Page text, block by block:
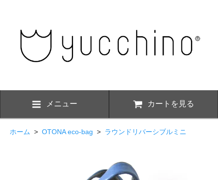
メニュー カートを見る
ホーム > OTONA eco-bag > ラウンドリバーシブルミニ